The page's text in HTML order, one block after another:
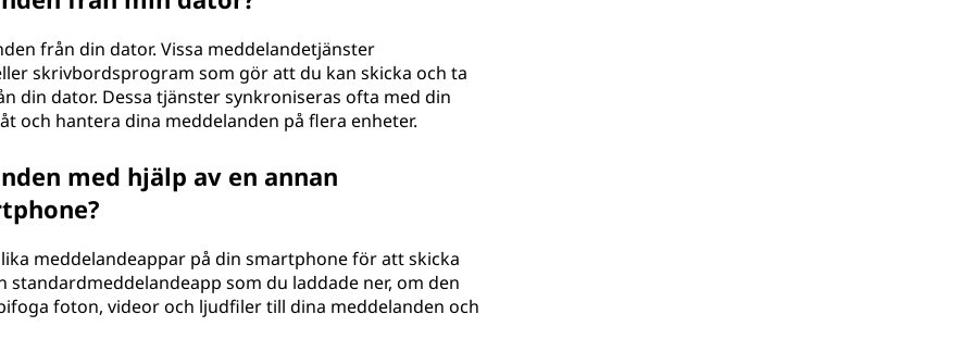
från din dator. Vissa meddelandetjänster
skrivbordsprogram som gör att du kan skicka och ta
din dator. Dessa tjänster synkroniseras ofta med din
och hantera dina meddelanden på flera enheter.
med hjälp av en annan
meddelandeappar på din smartphone för att skicka
standardmeddelandeapp som du laddade ner, om den
foton, videor och ljudfiler till dina meddelanden och